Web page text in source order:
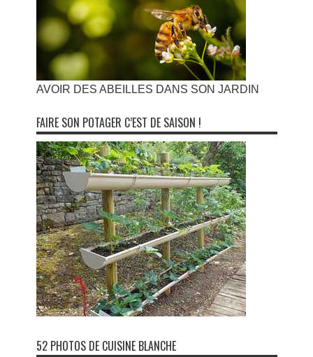
AVOIR DES ABEILLES DANS SON JARDIN
FAIRE SON POTAGER C’EST DE SAISON !
52 PHOTOS DE CUISINE BLANCHE